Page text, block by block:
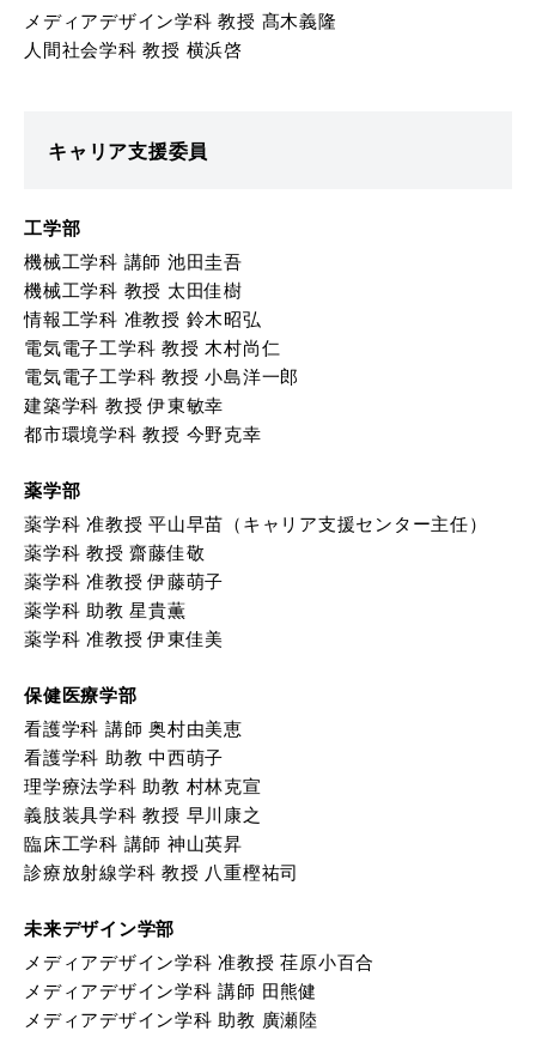
メディアデザイン学科 教授 髙木義隆
人間社会学科 教授 横浜啓
キャリア支援委員
工学部
機械工学科 講師 池田圭吾
機械工学科 教授 太田佳樹
情報工学科 准教授 鈴木昭弘
電気電子工学科 教授 木村尚仁
電気電子工学科 教授 小島洋一郎
建築学科 教授 伊東敏幸
都市環境学科 教授 今野克幸
薬学部
薬学科 准教授 平山早苗（キャリア支援センター主任）
薬学科 教授 齋藤佳敬
薬学科 准教授 伊藤萌子
薬学科 助教 星貴薫
薬学科 准教授 伊東佳美
保健医療学部
看護学科 講師 奥村由美恵
看護学科 助教 中西萌子
理学療法学科 助教 村林克宣
義肢装具学科 教授 早川康之
臨床工学科 講師 神山英昇
診療放射線学科 教授 八重樫祐司
未来デザイン学部
メディアデザイン学科 准教授 荏原小百合
メディアデザイン学科 講師 田熊健
メディアデザイン学科 助教 廣瀬陸